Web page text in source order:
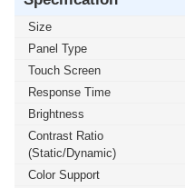
Size
Panel Type
Touch Screen
Response Time
Brightness
Contrast Ratio
(static/dynamic)
Color Support